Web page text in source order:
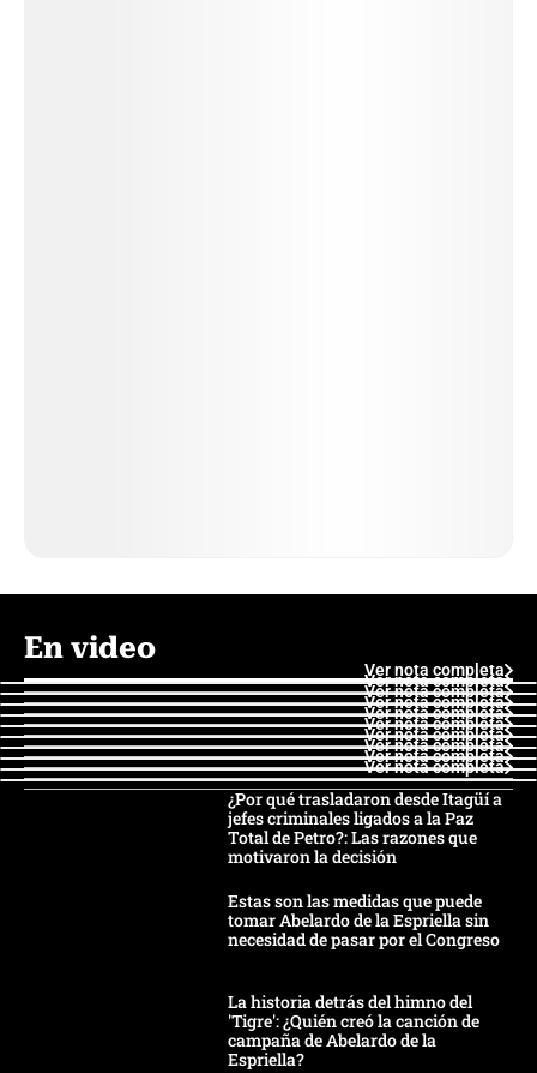
En video
Ver nota completa
Ver nota completa
Ver nota completa
Ver nota completa
Ver nota completa
Ver nota completa
Ver nota completa
Ver nota completa
Ver nota completa
Ver nota completa
¿Por qué trasladaron desde Itagüí a
jefes criminales ligados a la Paz
Total de Petro?: Las razones que
motivaron la decisión
Estas son las medidas que puede
tomar Abelardo de la Espriella sin
necesidad de pasar por el Congreso
La historia detrás del himno del
'Tigre': ¿Quién creó la canción de
campaña de Abelardo de la
Espriella?